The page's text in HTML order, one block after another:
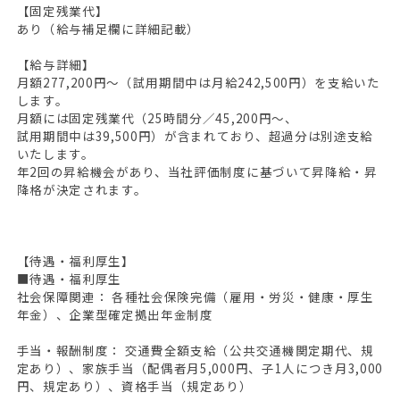
【固定残業代】
あり（給与補足欄に詳細記載）
【給与詳細】
月額277,200円～（試用期間中は月給242,500円）を支給いた
します。
月額には固定残業代（25時間分／45,200円～、
試用期間中は39,500円）が含まれており、超過分は別途支給
いたします。
年2回の昇給機会があり、当社評価制度に基づいて昇降給・昇
降格が決定されます。
【待遇・福利厚生】
■待遇・福利厚生
社会保障関連： 各種社会保険完備（雇用・労災・健康・厚生
年金）、企業型確定拠出年金制度
手当・報酬制度： 交通費全額支給（公共交通機関定期代、規
定あり）、家族手当（配偶者月5,000円、子1人につき月3,000
円、規定あり）、資格手当（規定あり）